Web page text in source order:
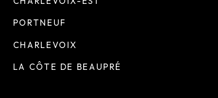
PORTNEUF
CHARLEVOIX
LA CÔTE DE BEAUPRÉ